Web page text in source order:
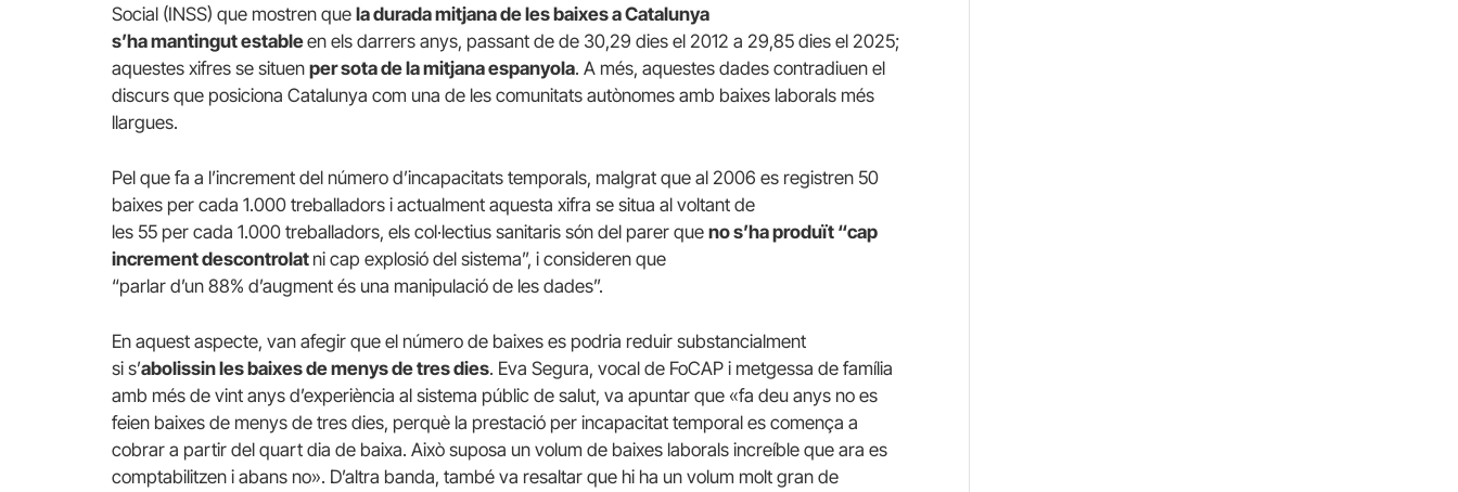
Social (INSS) que mostren que la durada mitjana de les baixes a Catalunya
s’ha mantingut estableen els darrers anys, passant de de 30,29 dies el 2012 a 29,85 dies el 2025;
aquestes xifres se situen per sota de la mitjana espanyola. A més, aquestes dades contradiuen el
discurs que posiciona Catalunya com una de les comunitats autònomes amb baixes laborals més
llargues.
Pel que fa a l’increment del número d’incapacitats temporals, malgrat que al 2006 es registren 50
baixes per cada 1.000 treballadors i actualment aquesta xifra se situa al voltant de
les 55 per cada 1.000 treballadors, els col·lectius sanitaris són del parer que no s’ha produït “cap
increment descontrolat ni cap explosió del sistema”, i consideren que
“parlar d’un 88% d’augment és una manipulació de les dades”.
En aquest aspecte, van afegir que el número de baixes es podria reduir substancialment
si s’abolissin les baixes de menys de tres dies. Eva Segura, vocal de FoCAP i metgessa de família
amb més de vint anys d’experiència al sistema públic de salut, va apuntar que «fa deu anys no es
feien baixes de menys de tres dies, perquè la prestació per incapacitat temporal es comença a
cobrar a partir del quart dia de baixa. Això suposa un volum de baixes laborals increíble que ara es
comptabilitzen i abans no». D’altra banda, també va resaltar que hi ha un volum molt gran de